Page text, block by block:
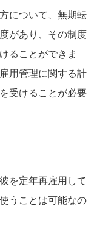
について、無期転
があり、その制度
ることができま
用管理に関する計
受けることが必要
を定年再雇用して
うことは可能なの